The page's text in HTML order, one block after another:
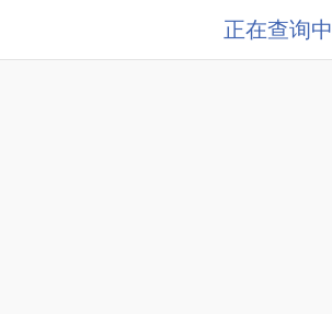
正在查询中